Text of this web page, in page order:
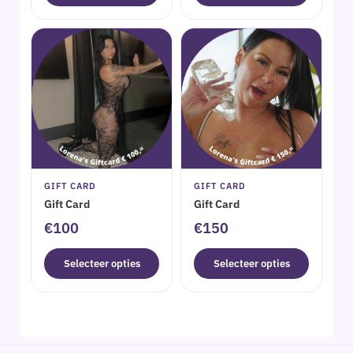
GIFT CARD
Gift Card
€100
Selecteer opties
GIFT CARD
Gift Card
€150
Selecteer opties